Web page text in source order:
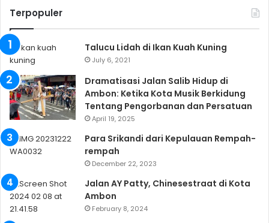
Terpopuler
Talucu Lidah di Ikan Kuah Kuning
July 6, 2021
Dramatisasi Jalan Salib Hidup di
Ambon: Ketika Kota Musik Berkidung
Tentang Pengorbanan dan Persatuan
April 19, 2025
Para Srikandi dari Kepulauan Rempah-
rempah
December 22, 2023
Jalan AY Patty, Chinesestraat di Kota
Ambon
February 8, 2024